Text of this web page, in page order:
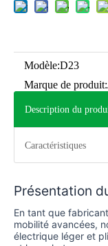
Modèle:D23
Marque de produit:
Description du
Caractéristiques
Présentation
En tant que
mobilité avancées,
électrique léger et